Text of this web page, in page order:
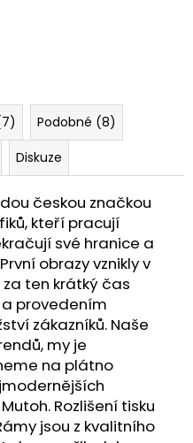
Podobné (8)
Diskuze
českou značkou
kteří pracují
své hranice a
obrazy vznikly v
za ten krátký čas
provedením
zákazníků. Naše
my je
na plátno
Rozlišení tisku
jsou z kvalitního